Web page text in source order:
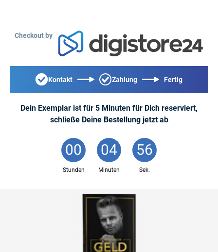
Checkout by
Kontakt Zahlung Fertig
Dein Exemplar ist für 5 Minuten für Dich reserviert,
schließe Deine Bestellung jetzt ab
00 04 56
Stunden Minuten Sek.